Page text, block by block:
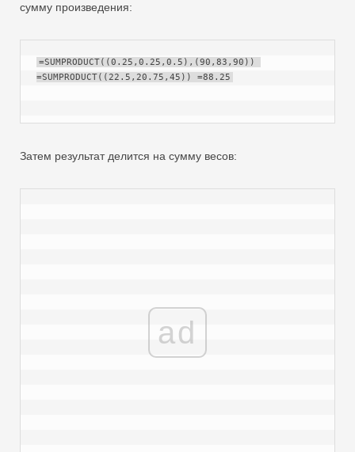
сумму произведения:
=SUMPRODUCT((0.25,0.25,0.5),(90,83,90))
=SUMPRODUCT((22.5,20.75,45)) =88.25
Затем результат делится на сумму весов:
ad